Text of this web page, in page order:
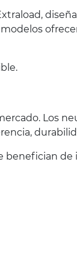
Los
benefician